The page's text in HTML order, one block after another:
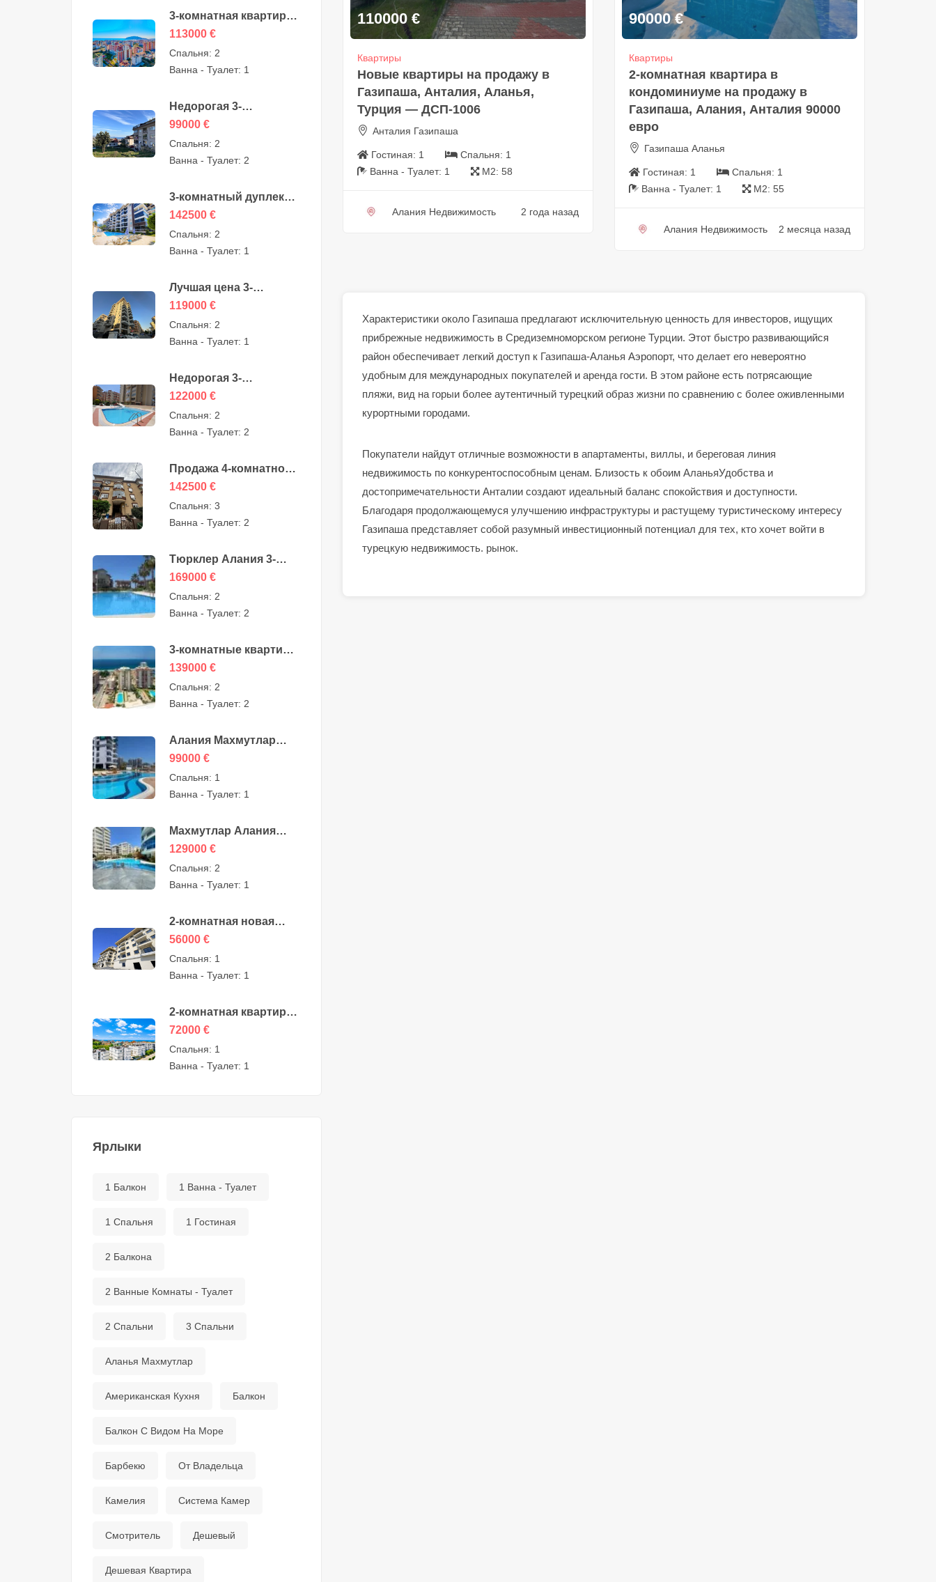
3-комнатная квартира
по лучшей цене на
от собственника —
113000 €
Спальня: 2
Ванна - Туалет: 1
Недорогая 3-
комнатная квартира на
возможность — 99000
99000 €
Спальня: 2
Ванна - Туалет: 2
3-комнатный дуплекс с
садом на продажу в
142500 евро
142500 €
Спальня: 2
Ванна - Туалет: 1
Лучшая цена 3-
комнатная дешевая
119000 евро
119000 €
Спальня: 2
Ванна - Туалет: 1
Недорогая 3-
комнатная квартира на
122000 евро
122000 €
Спальня: 2
Ванна - Туалет: 2
Продажа 4-комнатной
дешевой квартиры в
142500 евро
142500 €
Спальня: 3
Ванна - Туалет: 2
Тюрклер Алания 3-
комнатные дуплексы
169000 €
Спальня: 2
Ванна - Туалет: 2
3-комнатные квартиры
на продажу в
139000 €
Спальня: 2
Ванна - Туалет: 2
Алания Махмутлар
Квартиры на продажу
99000 €
Спальня: 1
Ванна - Туалет: 1
Махмутлар Алания
Недорогие 3-
YMS-2607
129000 €
Спальня: 2
Ванна - Туалет: 1
2-комнатная новая
квартира на продажу в
56000 €
Спальня: 1
Ванна - Туалет: 1
2-комнатная квартира
с видом на море на
72000 €
Спальня: 1
Ванна - Туалет: 1
Ярлыки
1 Балкон 1 Ванна - Туалет
1 Спальня 1 Гостиная
2 Балкона
2 Ванные Комнаты - Туалет
2 Спальни 3 Спальни
Аланья Махмутлар
Американская Кухня Балкон
Балкон С Видом На Море
Барбекю От Владельца
Камелия Система Камер
Смотритель Дешевый
Дешевая Квартира
110000 €
Квартиры
Новые квартиры на продажу в
Газипаша, Анталия, Аланья,
Турция — ДСП-1006
Анталия Газипаша
Гостиная: 1 Спальня: 1
Ванна - Туалет: 1 М2: 58
Алания Недвижимость 2 года назад
90000 €
Квартиры
2-комнатная квартира в
кондоминиуме на продажу в
Газипаша, Алания, Анталия 90000
евро
Газипаша Аланья
Гостиная: 1 Спальня: 1
Ванна - Туалет: 1 М2: 55
Алания Недвижимость 2 месяца назад
Характеристикиоколо Газипашапредлагают исключительную ценность для инвесторов, ищущих
прибрежные недвижимостьв Средиземноморском регионе Турции. Этот быстро развивающийся
район обеспечивает легкий доступ к Газипаша-Аланья Аэропорт, что делает его невероятно
удобным для международных покупателей и арендагости. В этом районе есть потрясающие
пляжи, вид на горыи более аутентичный турецкий образ жизни по сравнению с более оживленными
курортными городами.
Покупатели найдут отличные возможности в апартаменты, виллы, и береговая линия
недвижимость по конкурентоспособным ценам. Близость к обоим АланьяУдобства и
достопримечательности Анталии создают идеальный баланс спокойствия и доступности.
Благодаря продолжающемуся улучшению инфраструктуры и растущему туристическому интересу
Газипаша представляет собой разумный инвестиционный потенциал для тех, кто хочет войти в
турецкую недвижимость. рынок.